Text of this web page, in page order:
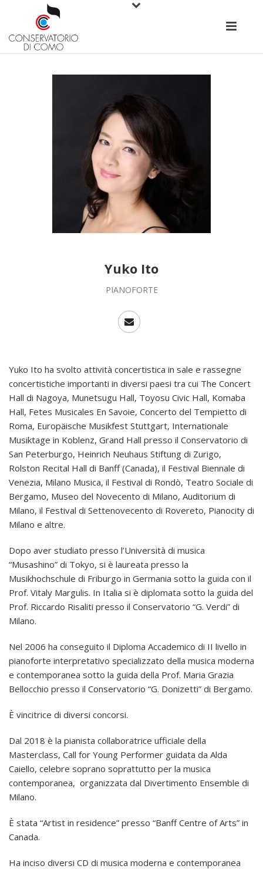
Yuko Ito
PIANOFORTE
Yuko Ito ha svolto attività concertistica in sale e rassegne
concertistiche importanti in diversi paesi tra cui The Concert
Hall di Nagoya, Munetsugu Hall, Toyosu Civic Hall, Komaba
Hall, Fetes Musicales En Savoie, Concerto del Tempietto di
Roma, Europäische Musikfest Stuttgart, Internationale
Musiktage in Koblenz, Grand Hall presso il Conservatorio di
San Peterburgo, Heinrich Neuhaus Stiftung di Zurigo,
Rolston Recital Hall di Banff (Canada), il Festival Biennale di
Venezia, Milano Musica, il Festival di Rondò, Teatro Sociale di
Bergamo, Museo del Novecento di Milano, Auditorium di
Milano, il Festival di Settenovecento di Rovereto, Pianocity di
Milano e altre.
Dopo aver studiato presso l’Università di musica
“Musashino” di Tokyo, si è laureata presso la
Musikhochschule di Friburgo in Germania sotto la guida con il
Prof. Vitaly Margulis. In Italia si è diplomata sotto la guida del
Prof. Riccardo Risaliti presso il Conservatorio “G. Verdi” di
Milano.
Nel 2006 ha conseguito il Diploma Accademico di II livello in
pianoforte interpretativo specializzato della musica moderna
e contemporanea sotto la guida della Prof. Maria Grazia
Bellocchio presso il Conservatorio “G. Donizetti” di Bergamo.
È vincitrice di diversi concorsi.
Dal 2018 è la pianista collaboratrice ufficiale della
Masterclass, Call for Young Performer guidata da Alda
Caiello, celebre soprano soprattutto per la musica
contemporanea, organizzata dal Divertimento Ensemble di
Milano.
È stata “Artist in residence” presso “Banff Centre of Arts” in
Canada.
Ha inciso diversi CD di musica moderna e contemporanea